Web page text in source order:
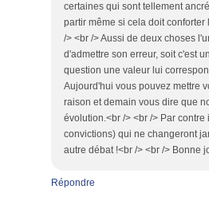
certaines qui sont tellement
partir même si cela doit
/> <br /> Aussi de deux choses
d'admettre son erreur, soit c'est
question une valeur lui
Aujourd'hui vous pouvez mettre
raison et demain vous dire que
évolution.<br /> <br /> Par
convictions) qui ne changeront
autre débat !<br /> <br /> Bonne
Répondre